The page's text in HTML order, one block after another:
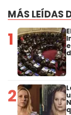
MÁS LEÍDAS
1
2